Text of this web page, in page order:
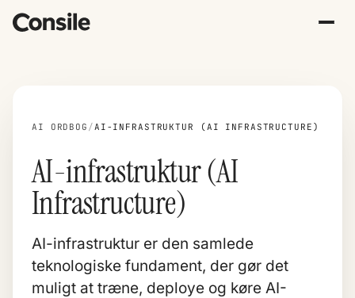
AI ORDBOG /AI-INFRASTRUKTUR (AI INFRASTRUCTURE)
AI-infrastruktur (AI
Infrastructure)
AI-infrastruktur er den samlede
teknologiske fundament, der gør det
muligt at træne, deploye og køre AI-